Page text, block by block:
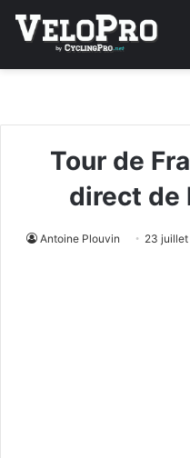
Tour de
direct de
Antoine Plouvin 23